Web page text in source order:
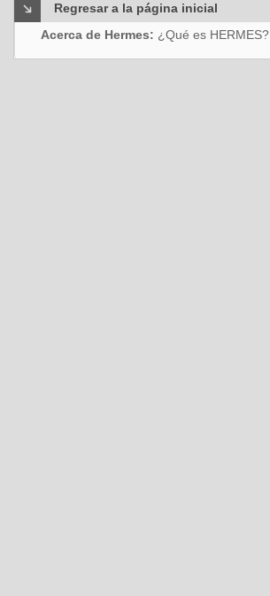
Regresar a la página inicial
Acerca de Hermes: ¿Qué es HERMES?